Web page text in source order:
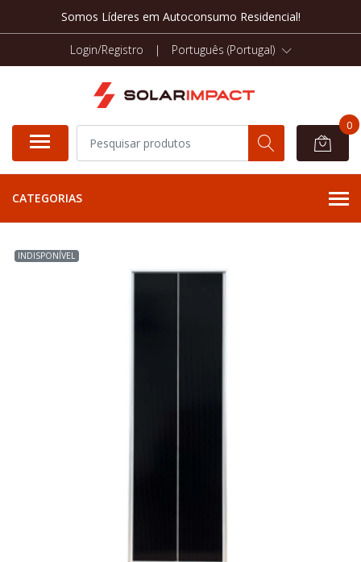
Somos Líderes em Autoconsumo Residencial!
Login/Registro | Português (Portugal)
0
CATEGORIAS
INDISPONÍVEL